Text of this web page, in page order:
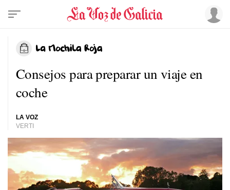
Consejos para preparar un viaje en
coche
LA VOZ
VERTI